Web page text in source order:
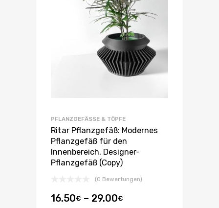
PFLANZGEFÄSSE & TÖPFE
Ritar Pflanzgefäß: Modernes
Pflanzgefäß für den
Innenbereich, Designer-
Pflanzgefäß (Copy)
(0 Bewertungen)
16.50€ – 29.00€